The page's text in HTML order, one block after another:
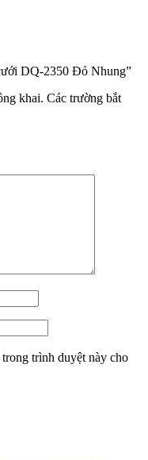
DQ-2350 Đỏ Nhung”
khai. Các trường bắt
trình duyệt này cho